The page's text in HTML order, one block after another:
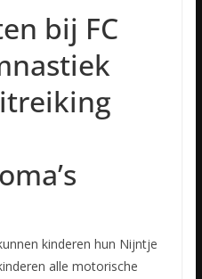
bij FC
kinderen hun Nijntje
alle motorische